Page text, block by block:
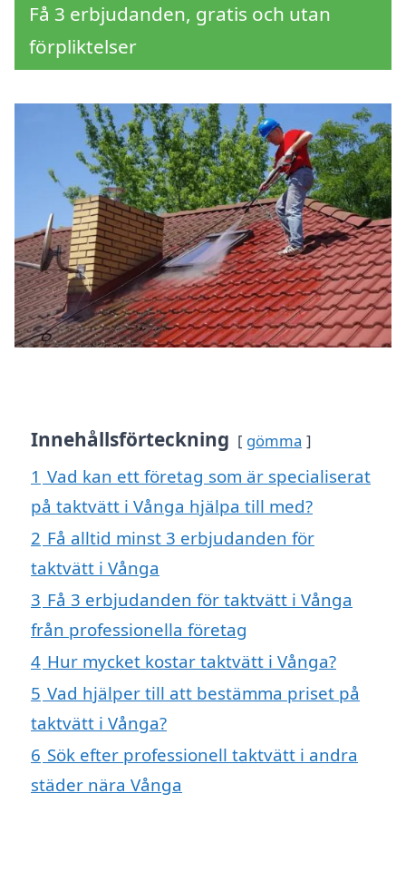
Få 3 erbjudanden, gratis och utan
förpliktelser
Innehållsförteckning gömma
1 Vad kan ett företag som är specialiserat
på taktvätt i Vånga hjälpa till med?
2 Få alltid minst 3 erbjudanden för
taktvätt i Vånga
3 Få 3 erbjudanden för taktvätt i Vånga
från professionella företag
4 Hur mycket kostar taktvätt i Vånga?
5 Vad hjälper till att bestämma priset på
taktvätt i Vånga?
6 Sök efter professionell taktvätt i andra
städer nära Vånga